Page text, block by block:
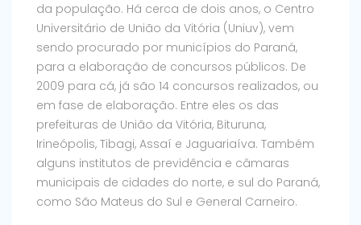
da população. Há cerca de dois anos, o Centro
Universitário de União da Vitória (Uniuv), vem
sendo procurado por municípios do Paraná,
para a elaboração de concursos públicos. De
2009 para cá, já são 14 concursos realizados, ou
em fase de elaboração. Entre eles os das
prefeituras de União da Vitória, Bituruna,
Irineópolis, Tibagi, Assaí e Jaguariaíva. Também
alguns institutos de previdência e câmaras
municipais de cidades do norte, e sul do Paraná,
como São Mateus do Sul e General Carneiro.